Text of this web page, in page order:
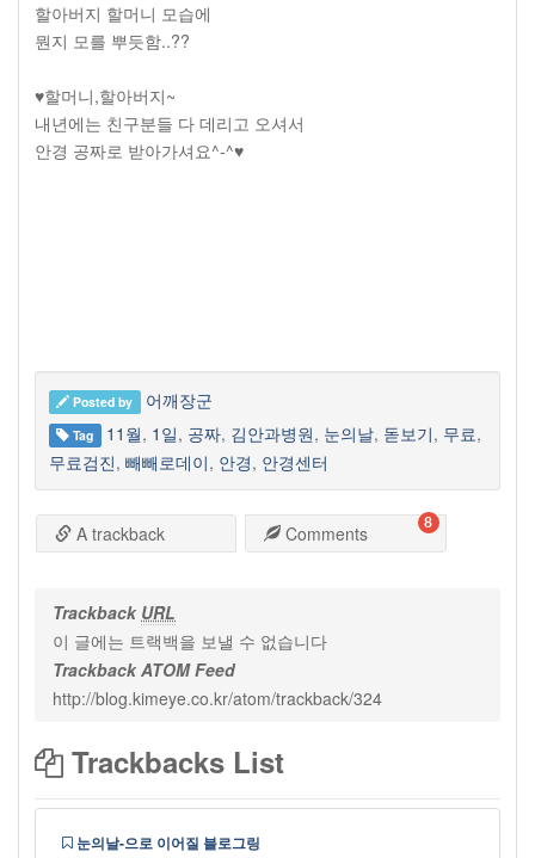
할아버지 할머니 모습에
뭔지 모를 뿌듯함..??
♥할머니,할아버지~
내년에는 친구분들 다 데리고 오셔서
안경 공짜로 받아가셔요^-^♥
Posted by 어깨장군
Tag 11월, 1일, 공짜, 김안과병원, 눈의날, 돋보기, 무료,
무료검진, 빼빼로데이, 안경, 안경센터
A trackback Comments 8
Trackback URL
이 글에는 트랙백을 보낼 수 없습니다
Trackback ATOM Feed
http://blog.kimeye.co.kr/atom/trackback/324
Trackbacks List
눈의날-으로 이어질 블로그링